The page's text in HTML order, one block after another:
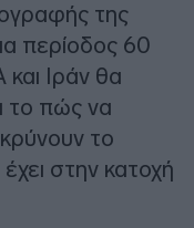
της
περίοδος 60
Ιράν θα
το πώς να
το
στην κατοχή